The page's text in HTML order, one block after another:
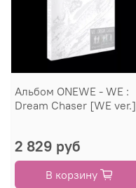
Альбом ONEWE - WE :
Dream Chaser [WE ver.]
2 829 руб
В корзину